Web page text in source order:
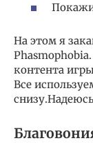
На этом я
контента
Все